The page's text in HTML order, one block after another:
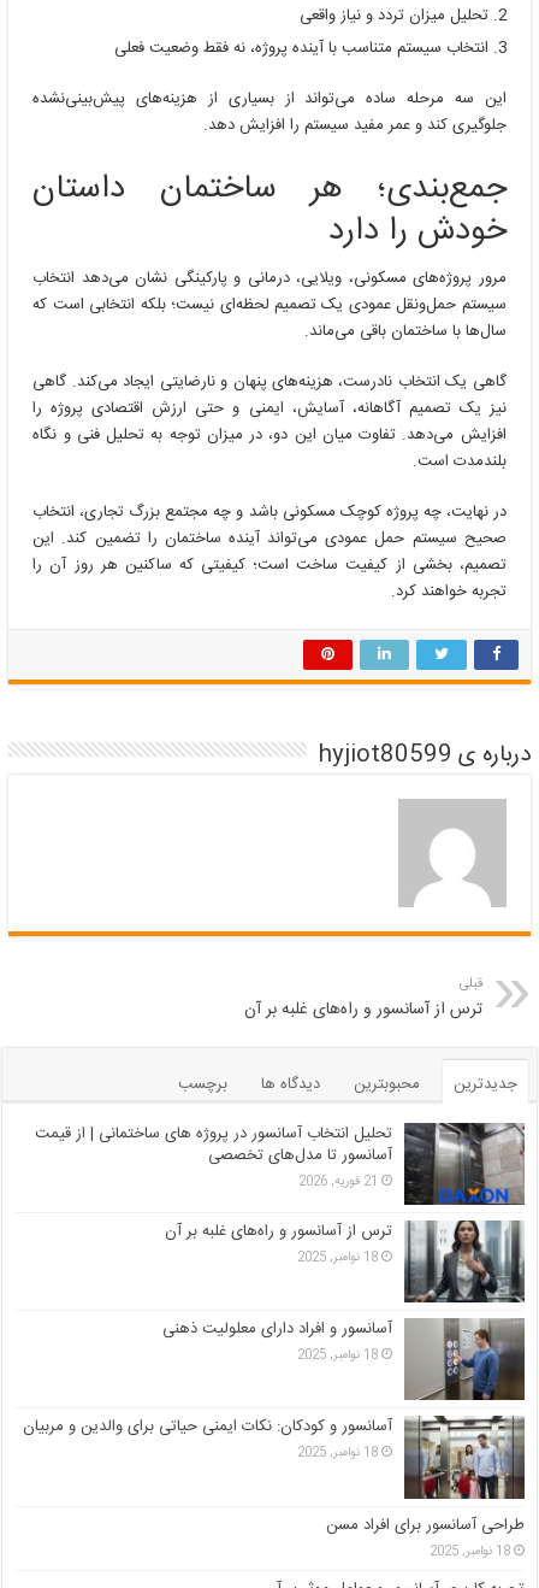
تحلیل میزان تردد و نیاز واقعی
انتخاب سیستم متناسب با آینده پروژه، نه فقط وضعیت فعلی
این سه مرحله ساده می‌تواند از بسیاری از هزینه‌های پیش‌بینی‌نشده
جلوگیری کند و عمر مفید سیستم را افزایش دهد.
جمع‌بندی؛ هر ساختمان داستان
خودش را دارد
مرور پروژه‌های مسکونی، ویلایی، درمانی و پارکینگی نشان می‌دهد انتخاب
سیستم حمل‌ونقل عمودی یک تصمیم لحظه‌ای نیست؛ بلکه انتخابی است که
سال‌ها با ساختمان باقی می‌ماند.
گاهی یک انتخاب نادرست، هزینه‌های پنهان و نارضایتی ایجاد می‌کند. گاهی
نیز یک تصمیم آگاهانه، آسایش، ایمنی و حتی ارزش اقتصادی پروژه را
افزایش می‌دهد. تفاوت میان این دو، در میزان توجه به تحلیل فنی و نگاه
بلندمدت است.
در نهایت، چه پروژه کوچک مسکونی باشد و چه مجتمع بزرگ تجاری، انتخاب
صحیح سیستم حمل عمودی می‌تواند آینده ساختمان را تضمین کند. این
تصمیم، بخشی از کیفیت ساخت است؛ کیفیتی که ساکنین هر روز آن را
تجربه خواهند کرد.
درباره ی hyjiot80599
قبلی
ترس از آسانسور و راه‌های غلبه بر آن
جدیدترین محبوبترین دیدگاه ها
برچسب
تحلیل انتخاب آسانسور در پروژه‌ های ساختمانی | از قیمت
آسانسور تا مدل‌های تخصصی
21 فوریه, 2026
ترس از آسانسور و راه‌های غلبه بر آن
18 نوامبر, 2025
آسانسور و افراد دارای معلولیت ذهنی
18 نوامبر, 2025
آسانسور و کودکان: نکات ایمنی حیاتی برای والدین و مربیان
18 نوامبر, 2025
طراحی آسانسور برای افراد مسن
18 نوامبر, 2025